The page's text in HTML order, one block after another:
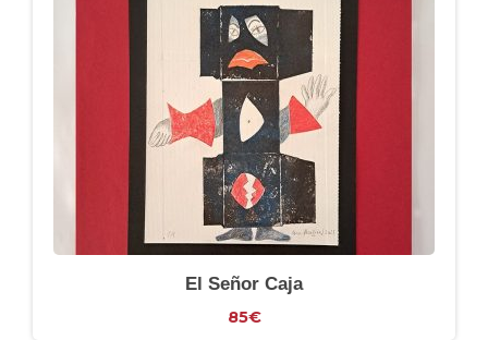
El Señor Caja
85€